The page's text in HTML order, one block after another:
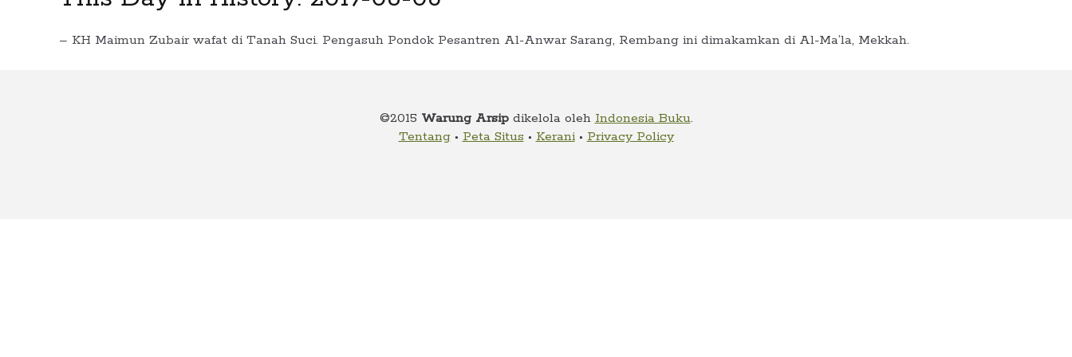
– KH Maimun Zubair wafat di Tanah Suci. Pengasuh Pondok Pesantren Al-Anwar Sarang, Rembang ini dimakamkan di Al-Ma’la, Mekkah.
©2015 Warung Arsipdikelola oleh Indonesia Buku.
Tentang• Peta Situs • Kerani• Privacy Policy